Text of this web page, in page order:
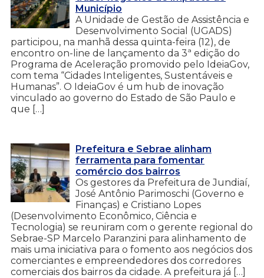
Município
A Unidade de Gestão de Assistência e
Desenvolvimento Social (UGADS)
participou, na manhã dessa quinta-feira (12), de
encontro on-line de lançamento da 3ª edição do
Programa de Aceleração promovido pelo IdeiaGov,
com tema “Cidades Inteligentes, Sustentáveis e
Humanas”. O IdeiaGov é um hub de inovação
vinculado ao governo do Estado de São Paulo e
que […]
Prefeitura e Sebrae alinham
ferramenta para fomentar
comércio dos bairros
Os gestores da Prefeitura de Jundiaí,
José Antônio Parimoschi (Governo e
Finanças) e Cristiano Lopes
(Desenvolvimento Econômico, Ciência e
Tecnologia) se reuniram com o gerente regional do
Sebrae-SP Marcelo Paranzini para alinhamento de
mais uma iniciativa para o fomento aos negócios dos
comerciantes e empreendedores dos corredores
comerciais dos bairros da cidade. A prefeitura já […]